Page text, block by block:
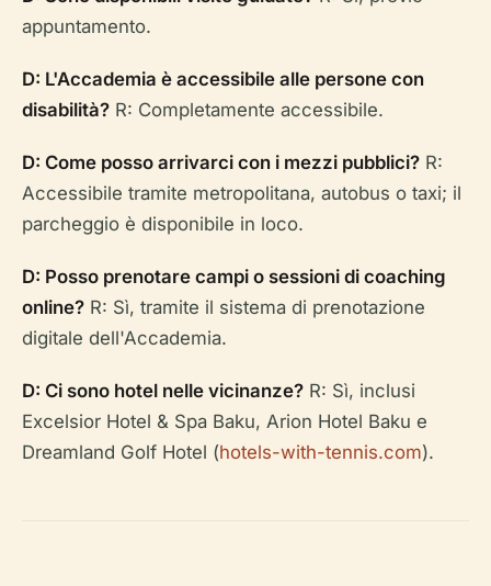
appuntamento.
D: L'Accademia è accessibile alle persone con
disabilità? R: Completamente accessibile.
D: Come posso arrivarci con i mezzi pubblici? R:
Accessibile tramite metropolitana, autobus o taxi; il
parcheggio è disponibile in loco.
D: Posso prenotare campi o sessioni di coaching
online? R: Sì, tramite il sistema di prenotazione
digitale dell'Accademia.
D: Ci sono hotel nelle vicinanze? R: Sì, inclusi
Excelsior Hotel & Spa Baku, Arion Hotel Baku e
Dreamland Golf Hotel (hotels-with-tennis.com).